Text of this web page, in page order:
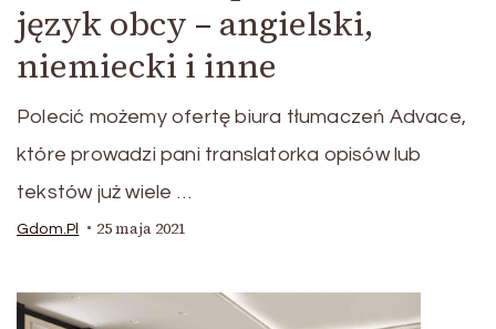
język obcy – angielski,
niemiecki i inne
Polecić możemy ofertę biura tłumaczeń Advace,
które prowadzi pani translatorka opisów lub
tekstów już wiele …
Gdom.pl 25 maja 2021